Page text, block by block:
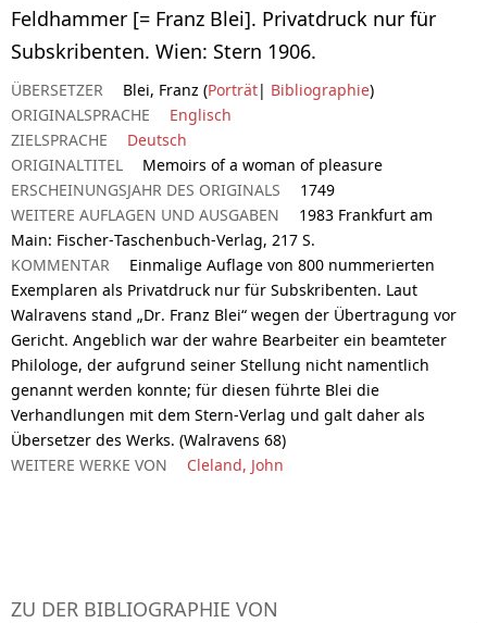
Feldhammer [= Franz Blei]. Privatdruck nur für
Subskribenten. Wien: Stern 1906.
ÜBERSETZER Blei, Franz (Porträt| Bibliographie)
ORIGINALSPRACHE
Englisch
ZIELSPRACHE
Deutsch
ORIGINALTITEL
Memoirs of a woman of pleasure
ERSCHEINUNGSJAHR DES ORIGINALS
1749
WEITERE AUFLAGEN UND AUSGABEN
1983 Frankfurt am
Main: Fischer-Taschenbuch-Verlag, 217 S.
KOMMENTAR
Einmalige Auflage von 800 nummerierten
Exemplaren als Privatdruck nur für Subskribenten. Laut
Walravens stand „Dr. Franz Blei“ wegen der Übertragung vor
Gericht. Angeblich war der wahre Bearbeiter ein beamteter
Philologe, der aufgrund seiner Stellung nicht namentlich
genannt werden konnte; für diesen führte Blei die
Verhandlungen mit dem Stern-Verlag und galt daher als
Übersetzer des Werks. (Walravens 68)
WEITERE WERKE VON
Cleland, John
ZU DER BIBLIOGRAPHIE VON